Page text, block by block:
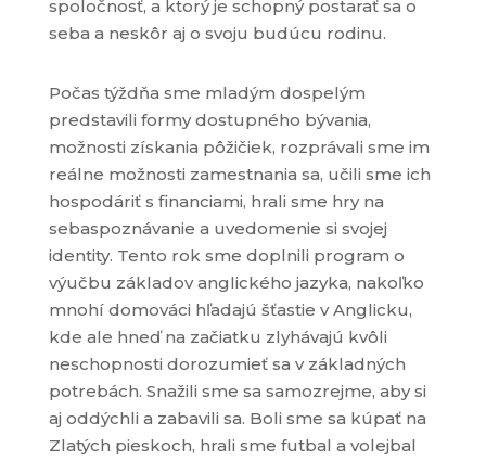
spoločnosť, a ktorý je schopný postarať sa o
seba a neskôr aj o svoju budúcu rodinu.
Počas týždňa sme mladým dospelým
predstavili formy dostupného bývania,
možnosti získania pôžičiek, rozprávali sme im
reálne možnosti zamestnania sa, učili sme ich
hospodáriť s financiami, hrali sme hry na
sebaspoznávanie a uvedomenie si svojej
identity. Tento rok sme doplnili program o
výučbu základov anglického jazyka, nakoľko
mnohí domováci hľadajú šťastie v Anglicku,
kde ale hneď na začiatku zlyhávajú kvôli
neschopnosti dorozumieť sa v základných
potrebách. Snažili sme sa samozrejme, aby si
aj oddýchli a zabavili sa. Boli sme sa kúpať na
Zlatých pieskoch, hrali sme futbal a volejbal